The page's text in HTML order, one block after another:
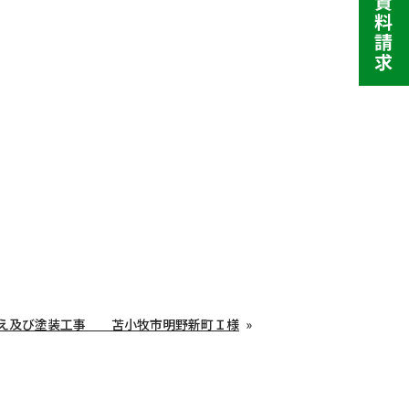
及び塗装工事 苫小牧市明野新町Ｉ様